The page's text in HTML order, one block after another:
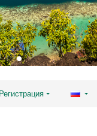
Регистрация